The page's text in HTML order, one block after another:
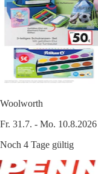
Woolworth
Fr. 31.7. - Mo. 10.8.2026
Noch 4 Tage gültig